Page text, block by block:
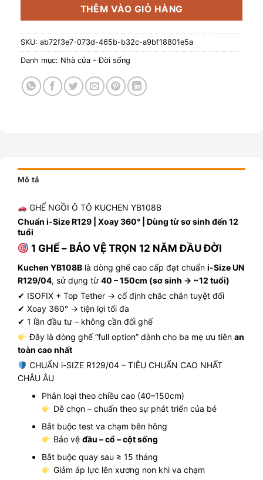
THÊM VÀO GIỎ HÀNG
SKU: ab72f3e7-073d-465b-b32c-a9bf18801e5a
Danh mục: Nhà cửa - Đời sống
Mô tả
GHẾ NGỒI Ô TÔ KUCHEN YB108B
Chuẩn i-Size R129 | Xoay 360° | Dùng từ sơ sinh đến 12
tuổi
1 GHẾ – BẢO VỆ TRỌN 12 NĂM ĐẦU ĐỜI
Kuchen YB108B là dòng ghế cao cấp đạt chuẩn i-Size UN
R129/04, sử dụng từ 40 – 150cm (sơ sinh → ~12 tuổi)
✔ ISOFIX + Top Tether → cố định chắc chắn tuyệt đối
✔ Xoay 360° → tiện lợi tối đa
✔ 1 lần đầu tư – không cần đổi ghế
Đây là dòng ghế “full option” dành cho ba mẹ ưu tiên an
toàn cao nhất
CHUẨN i-SIZE R129/04 – TIÊU CHUẨN CAO NHẤT
CHÂU ÂU
Phân loại theo chiều cao (40–150cm)
Dễ chọn – chuẩn theo sự phát triển của bé
Bắt buộc test va chạm bên hông
Bảo vệđầu – cổ – cột sống
Bắt buộc quay sau ≥ 15 tháng
Giảm áp lực lên xương non khi va chạm